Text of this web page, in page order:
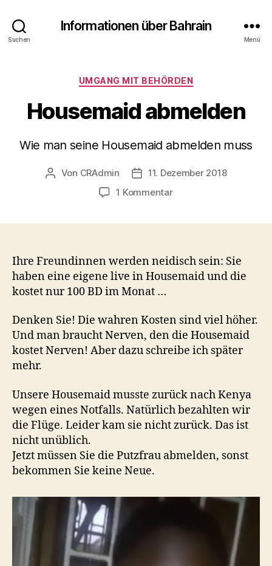
Suchen
Informationen über Bahrain
Menü
Kategorien
UMGANG MIT BEHÖRDEN
Housemaid abmelden
Wie man seine Housemaid abmelden muss
Beitragsautor
Von CRAdmin Veröffentlichungsdatum
11. Dezember 2018
1 Kommentarzu
Ihre Freundinnen werden neidisch sein: Sie
haben eine eigene live in Housemaid und die
kostet nur 100 BD im Monat …
Denken Sie! Die wahren Kosten sind viel höher.
Und man braucht Nerven, den die Housemaid
kostet Nerven! Aber dazu schreibe ich später
mehr.
Unsere Housemaid musste zurück nach Kenya
wegen eines Notfalls. Natürlich bezahlten wir
die Flüge. Leider kam sie nicht zurück. Das ist
nicht unüblich.
Jetzt müssen Sie die Putzfrau abmelden, sonst
bekommen Sie keine Neue.